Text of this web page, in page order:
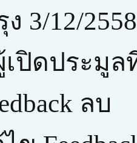
3/12/
ปิดประมูล
ลบ